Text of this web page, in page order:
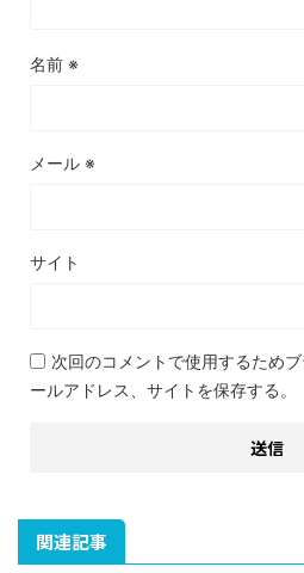
名前 ※
メール ※
サイト
次回のコメントで使用するため
ールアドレス、サイトを保存する。
関連記事